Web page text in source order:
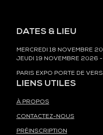
DATES & LIEU
MERCREDI 18 NOVEMBRE
JEUDI 19 NOVEMBRE 2026
PARIS EXPO PORTE DE
LIENS UTILES
À PROPOS
CONTACTEZ-NOUS
PRÉINSCRIPTION